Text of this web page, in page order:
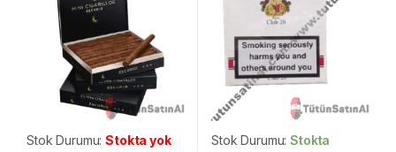
Stok Durumu:Stokta yok Stok Durumu:Stokta